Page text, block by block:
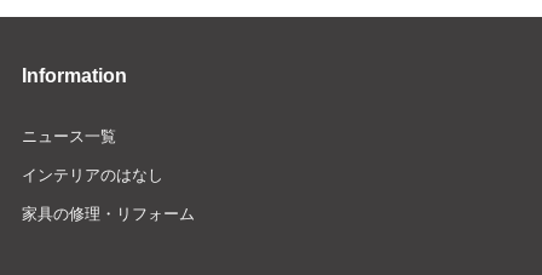
Information
ニュース一覧
インテリアのはなし
家具の修理・リフォーム